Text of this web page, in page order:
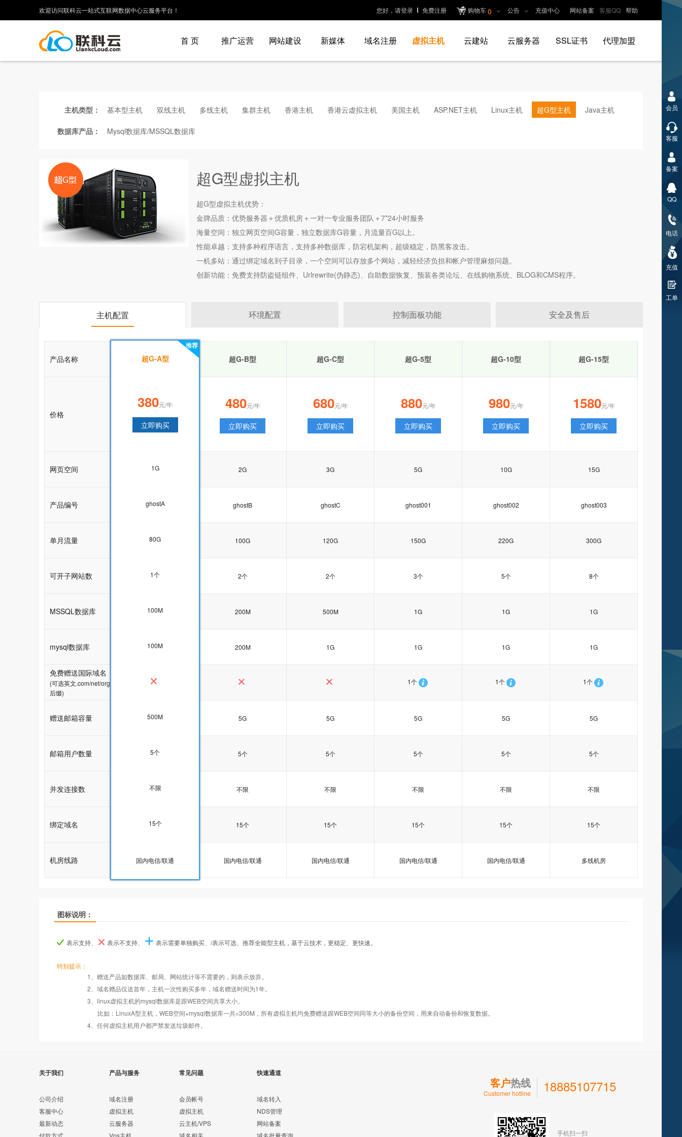
您好，请登录 免费注册 购物车0 公告 充值中心 网站备案 客服QQ 帮助
欢迎访问联科云一站式互联网数据中心云服务平台！
首 页 推广运营 网站建设 新媒体 域名注册 虚拟主机 云建站 云服务器 SSL证书 代理加盟
主机类型： 基本型主机 双线主机 多线主机 集群主机 香港主机 香港云虚拟主机 美国主机 ASP.NET主机 Linux主机 超G型主机 Java主机
数据库产品： Mysql数据库/MSSQL数据库
超G型虚拟主机
超G型虚拟主机优势：
金牌品质：优势服务器＋优质机房＋一对一专业服务团队＋7*24小时服务
海量空间：独立网页空间G容量，独立数据库G容量，月流量百G以上。
性能卓越：支持多种程序语言，支持多种数据库，防宕机架构，超级稳定，防黑客攻击。
一机多站：通过绑定域名到子目录，一个空间可以存放多个网站，减轻经济负担和帐户管理麻烦问题。
创新功能：免费支持防盗链组件、Urlrewrite(伪静态)、自助数据恢复、预装各类论坛、在线购物系统、BLOG和CMS程序。
主机配置 环境配置 控制面板功能 安全及售后
产品名称
推荐
超G-A型 超G-B型 超G-C型 超G-5型 超G-10型 超G-15型
价格
380元/年
立即购买
480元/年
立即购买
680元/年
立即购买
880元/年
立即购买
980元/年
立即购买
1580元/年
立即购买
网页空间 1G 2G 3G 5G 10G 15G
产品编号 ghostA ghostB ghostC ghost001 ghost002 ghost003
单月流量 80G 100G 120G 150G 220G 300G
可开子网站数 1个 2个 2个 3个 5个 8个
MSSQL数据库 100M 200M 500M 1G 1G 1G
mysql数据库 100M 200M 1G 1G 1G 1G
免费赠送国际域名
(可选英文.com/net/org
后缀)
1个 1个 1个
赠送邮箱容量 5G 5G 5G 5G 5G 5G
邮箱用户数量 5个 5个 5个 5个 5个 5个
并发连接数 不限 不限 不限 不限 不限 不限
绑定域名 15个 15个 15个 15个 15个 15个
机房线路 国内电信/联通 国内电信/联通 国内电信/联通 国内电信/联通 国内电信/联通 多线机房
推荐
超G-A型
380元/年
立即购买
1G
ghostA
80G
1个
100M
100M
500M
5个
不限
15个
国内电信/联通
产品名称
Windows2008/
Linux
Windows2008/
Linux
ASP.net
MSSQL
版本：2000/2005/
产品名称
错误页面定义
免费预装软件
Urlrewrite
产品名称
数据定期备份
数据自助恢复
千兆防火墙系统
QQ全球免费电话
图标说明：
表示支持、 表示不支持、 表示需要单独购买、/表示可选、推荐全能型主机，基于云技术，更稳定、更快速。
特别提示：
1、赠送产品如数据库、邮局、网站统计等不需要的，则表示放弃。
2、域名赠品仅送首年，主机一次性购买多年，域名赠送时间为1年。
3、linux虚拟主机的mysql数据库是跟WEB空间共享大小。
比如：LinuxA型主机，WEB空间+mysql数据库一共=300M，所有虚拟主机均免费赠送跟WEB空间同等大小的备份空间，用来自动备份和恢复数据。
4、任何虚拟主机用户都严禁发送垃圾邮件。
关于我们
公司介绍
客服中心
最新动态
付款方式
产品与服务
域名注册
虚拟主机
云服务器
Vps主机
常见问题
会员帐号
虚拟主机
云主机/VPS
域名相关
快速通道
域名转入
NDS管理
网站备案
域名批量查询
客户热线
Customer hotline 18885107715
手机扫一扫
会员
客服
备案
QQ
电话
充值
工单